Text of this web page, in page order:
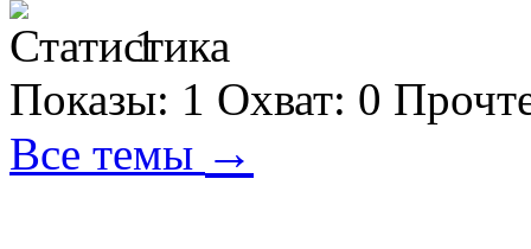
1
Показы: 1 Охват: 0
Все темы →